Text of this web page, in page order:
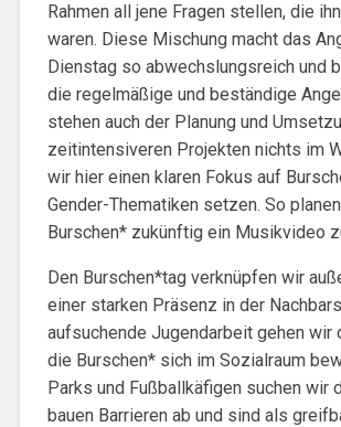
Rahmen all jene Fragen stellen, die
waren. Diese Mischung macht das
Dienstag so abwechslungsreich und
die regelmäßige und beständige
stehen auch der Planung und
zeitintensiveren Projekten nichts im
wir hier einen klaren Fokus auf
Gender-Thematiken setzen. So
Burschen* zukünftig ein Musikvideo
Den Burschen*tag verknüpfen wir
einer starken Präsenz in der
aufsuchende Jugendarbeit gehen wir
die Burschen* sich im Sozialraum
Parks und Fußballkäfigen suchen wir
bauen Barrieren ab und sind als